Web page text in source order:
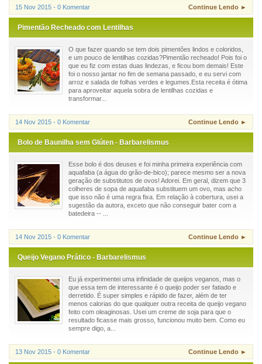
15 Nov 2015 - 0 Komentar Continue Lendo ►
Pimentão Recheado com Lentilhas
O que fazer quando se tem dois pimentões lindos e coloridos,
e um pouco de lentilhas cozidas?Pimentão recheado! Pois foi o
que eu fiz com estas duas lindezas, e ficou bom demais! Este
foi o nosso jantar no fim de semana passado, e eu servi com
arroz e salada de folhas verdes e legumes.Esta receita é ótima
para aproveitar aquela sobra de lentilhas cozidas e
transformar...
14 Nov 2015 - 0 Komentar Continue Lendo ►
Bolo de Baunilha sem Glúten - Barbarelismus
Esse bolo é dos deuses e foi minha primeira experiência com
aquafaba (a água do grão-de-bico); parece mesmo ser a nova
geração de substitutos de ovos! Adorei. Em geral, dizem que 3
colheres de sopa de aquafaba substituem um ovo, mas acho
que isso não é uma regra fixa. Em relação à cobertura, usei a
sugestão da autora, exceto que não conseguir bater com a
batedeira -- ...
14 Nov 2015 - 0 Komentar Continue Lendo ►
Queijo Vegano Prático - Barbarelismus
Eu já experimentei uma infinidade de queijos veganos, mas o
que essa tem de interessante é o queijo poder ser fatiado e
derretido. É super simples e rápido de fazer, além de ter
menos calorias do que qualquer outra receita de queijo vegano
feito com oleaginosas. Usei um creme de soja para que o
resultado ficasse mais grosso, funcionou muito bem. Como eu
sempre digo, a...
13 Nov 2015 - 0 Komentar Continue Lendo ►